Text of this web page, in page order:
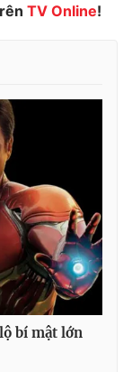
TV Online!
bí mật lớn